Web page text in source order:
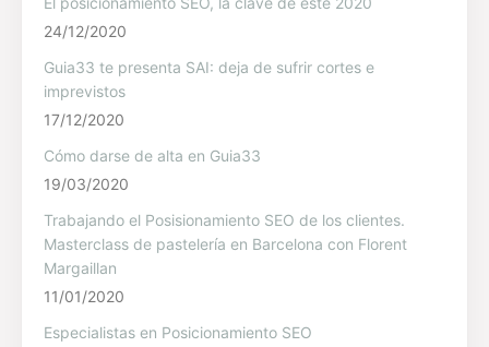
24/12/2020
Guia33 te presenta SAI: deja de sufrir cortes e
imprevistos
17/12/2020
Cómo darse de alta en Guia33
19/03/2020
Trabajando el Posisionamiento SEO de los clientes.
Masterclass de pastelería en Barcelona con Florent
Margaillan
11/01/2020
Especialistas en Posicionamiento SEO